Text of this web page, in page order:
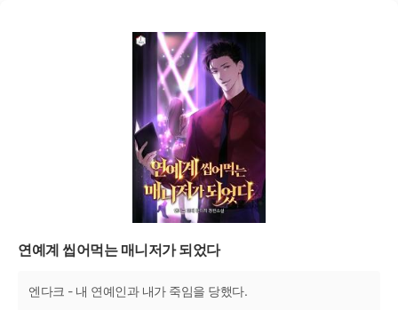
연예계 씹어먹는 매니저가 되었다
엔다크 - 내 연예인과 내가 죽임을 당했다.